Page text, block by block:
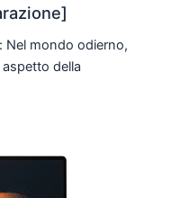
Nel mondo odierno,
della